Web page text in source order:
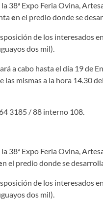
38ª Expo Feria Ovina,
en el predio donde se
de los interesados
dos mil).
a cabo hasta el día 19 de
las mismas a la hora 14.30
3185 / 88 interno 108.
38ª Expo Feria Ovina,
n el predio donde se
de los interesados
dos mil).